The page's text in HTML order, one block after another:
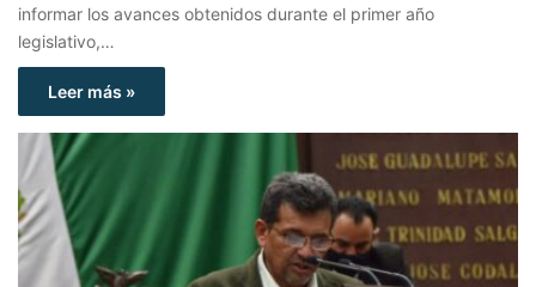
informar los avances obtenidos durante el primer año
legislativo,…
Leer más »